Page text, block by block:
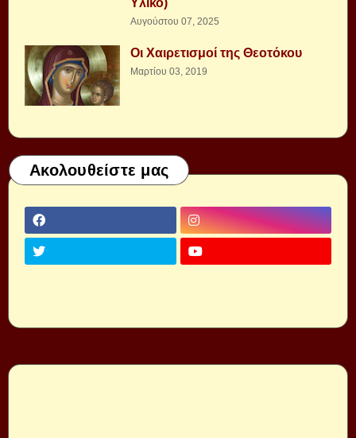
Υλικό)
Αυγούστου 07, 2025
Οι Χαιρετισμοί της Θεοτόκου
Μαρτίου 03, 2019
Ακολουθείστε μας